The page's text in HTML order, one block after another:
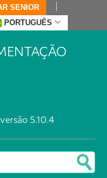
SENIOR
PORTUGUÊS
5.10.4